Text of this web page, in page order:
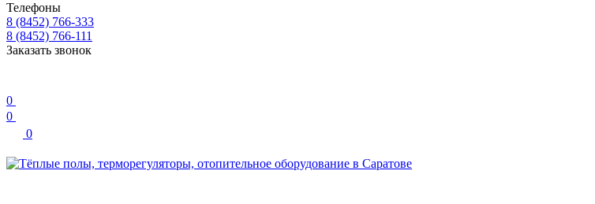
Телефоны
8 (8452) 766-333
8 (8452) 766-111
Заказать звонок
0
0
0